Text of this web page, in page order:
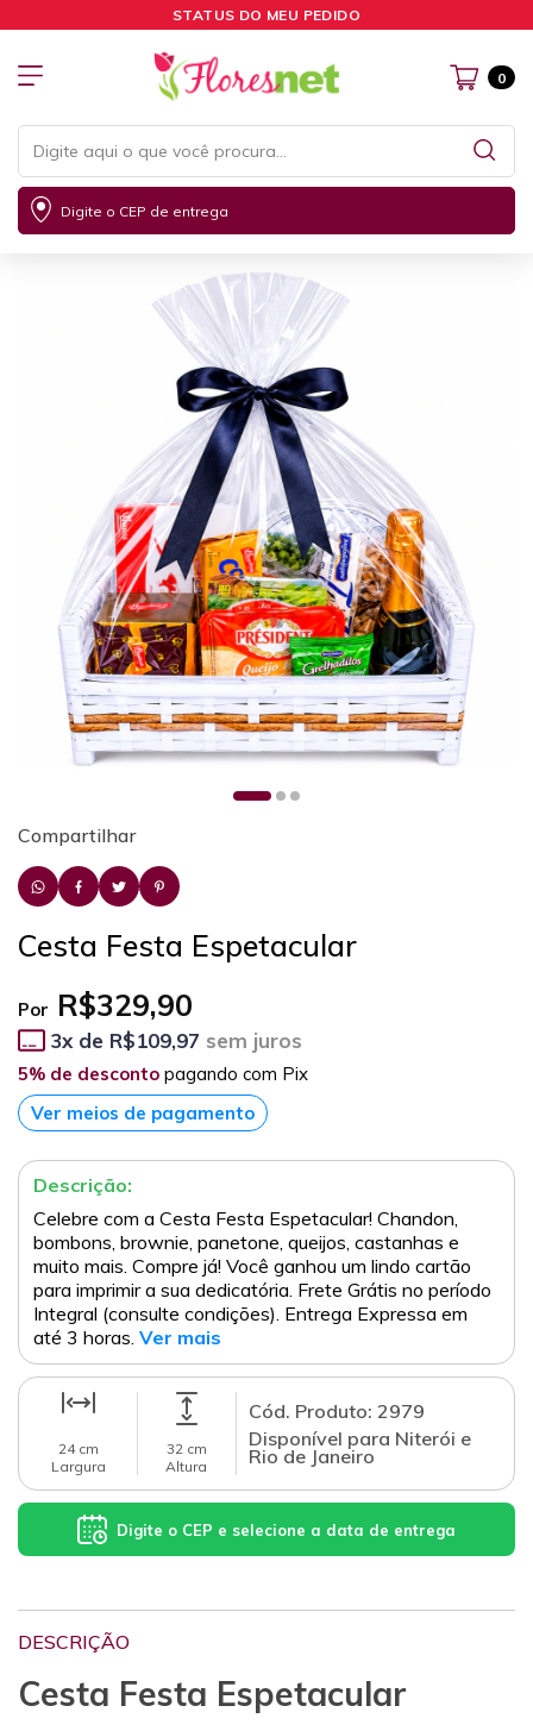
STATUS DO MEU PEDIDO
0
Digite o CEP de entrega
Compartilhar
Cesta Festa Espetacular
Por R$329,90
3x de R$109,97 sem juros
5% de desconto pagando com Pix
Ver meios de pagamento
Descrição:
Celebre com a Cesta Festa Espetacular! Chandon,
bombons, brownie, panetone, queijos, castanhas e
muito mais. Compre já! Você ganhou um lindo cartão
para imprimir a sua dedicatória. Frete Grátis no período
Integral (consulte condições). Entrega Expressa em
até 3 horas. Ver mais
24 cm
Largura
32 cm
Altura
Cód. Produto: 2979
Disponível para Niterói e
Rio de Janeiro
Digite o CEP e selecione a data de entrega
DESCRIÇÃO
Cesta Festa Espetacular